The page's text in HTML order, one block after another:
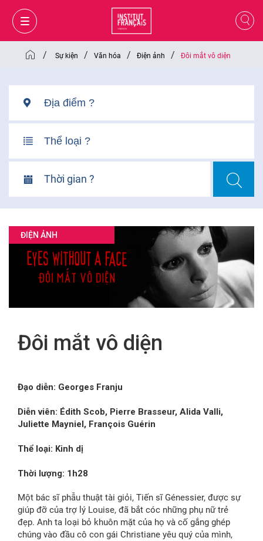
VI
VI
FR
/ Sự kiện / Văn hóa / Điện ảnh / Đôi mắt vô diện
Thời gian ?
ĐIỆN ẢNH
Đôi mắt vô diện
Đạo diễn: Georges Franju
Diễn viên: Édith Scob, Pierre Brasseur, Alida Valli,
Juliette Mayniel, François Guérin
Thể loại: Kinh dị
Thời lượng: 1h28
Một bác sĩ phẫu thuật tài giỏi, Tiến sĩ Génessier, được sự
giúp đỡ của trợ lý Louise, đã bắt cóc những phụ nữ trẻ
đẹp. Anh ta loại bỏ khuôn mặt của họ và cố gắng ghép
chúng vào đầu cô con gái Christiane yêu quý của mình,